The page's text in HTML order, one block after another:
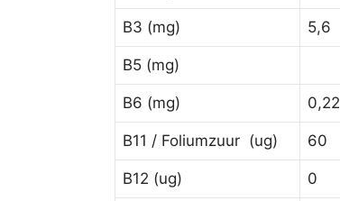
B3 (mg) 5,6
B5 (mg)
B6 (mg) 0,22
B11 / Foliumzuur (ug) 60
B12 (ug) 0